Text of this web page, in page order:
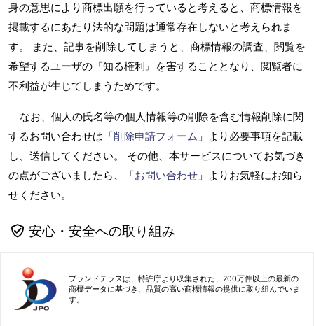
身の意思により商標出願を行っていると考えると、商標情報を
掲載するにあたり法的な問題は通常存在しないと考えられま
す。 また、記事を削除してしまうと、商標情報の調査、閲覧を
希望するユーザの『知る権利』を害することとなり、閲覧者に
不利益が生じてしまうためです。
なお、個人の氏名等の個人情報等の削除を含む情報削除に関
するお問い合わせは「削除申請フォーム 」より必要事項を記載
し、送信してください。 その他、本サービスについてお気づき
の点がございましたら、「お問い合わせ 」よりお気軽にお知ら
せください。
安心・安全への取り組み
ブランドテラスは、特許庁より収集された、200万件以上の最新の
商標データに基づき、品質の高い商標情報の提供に取り組んでいま
す。